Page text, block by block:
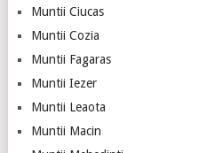
Muntii Ciucas
Muntii Cozia
Muntii Fagaras
Muntii Iezer
Muntii Leaota
Muntii Macin